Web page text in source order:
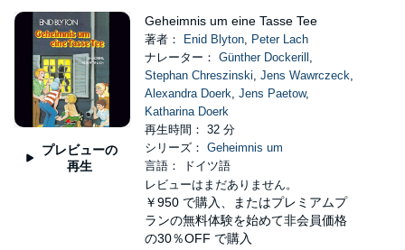
プレビューの
再生
Geheimnis um eine Tasse Tee
著者： Enid Blyton, Peter Lach
ナレーター： Günther Dockerill ,
Stephan Chreszinski, Jens Wawrczeck,
Alexandra Doerk, Jens Paetow,
Katharina Doerk
再生時間： 32 分
シリーズ： Geheimnis um
言語： ドイツ語
レビューはまだありません。
￥950 で購入、またはプレミアムプ
ランの無料体験を始めて非会員価格
の30％OFF で購入